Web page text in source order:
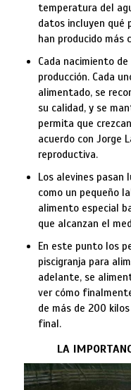
temperatura del
datos incluyen qué
han producido más
Cada nacimiento de
producción. Cada
alimentado, se
su calidad, y se
permita que
acuerdo con Jorge
reproductiva.
Los alevines pasan
como un pequeño
alimento especial
que alcanzan el
En este punto los
piscigranja para
adelante, se
ver cómo
de más de 200
final.
LA